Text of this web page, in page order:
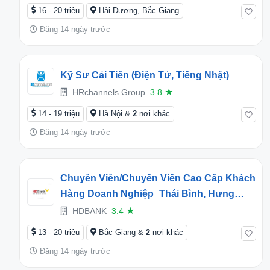
16 - 20 triệu Hải Dương, Bắc Giang
Đăng 14 ngày trước
Kỹ Sư Cải Tiến (Điện Tử, Tiếng Nhật)
HRchannels Group 3.8 ★
14 - 19 triệu Hà Nội & 2 nơi khác
Đăng 14 ngày trước
Chuyên Viên/Chuyên Viên Cao Cấp Khách
Hàng Doanh Nghiệp_Thái Bình, Hưng
Yên, Bắc Giang
HDBANK 3.4 ★
13 - 20 triệu Bắc Giang & 2 nơi khác
Đăng 14 ngày trước